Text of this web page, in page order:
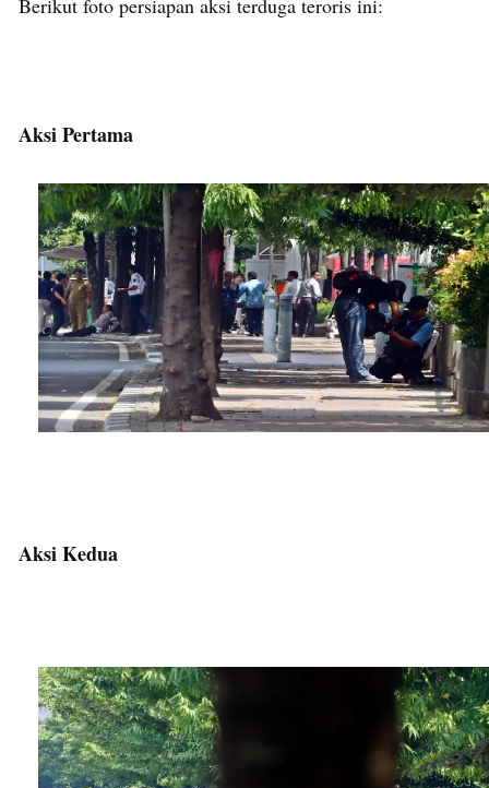
Berikut foto persiapan aksi terduga teroris ini:
Aksi Pertama
Aksi Kedua